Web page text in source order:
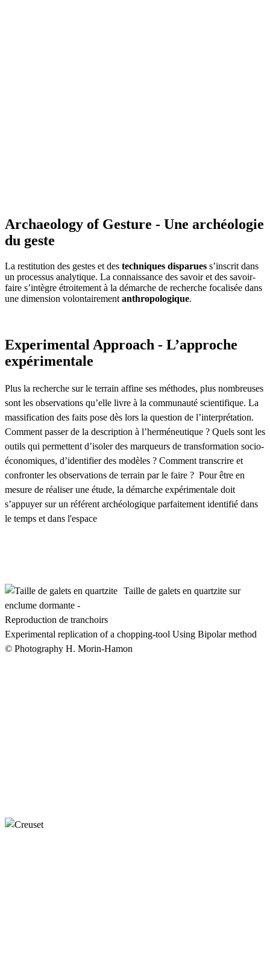
Archaeology of Gesture - Une archéologie
du geste
La restitution des gestes et des techniques disparues s’inscrit dans
un processus analytique. La connaissance des savoir et des savoir-
faire s’intègre étroitement à la démarche de recherche focalisée dans
une dimension volontairement anthropologique.
Experimental Approach - L’approche
expérimentale
Plus la recherche sur le terrain affine ses méthodes, plus nombreuses
sont les observations qu’elle livre à la communauté scientifique. La
massification des faits pose dès lors la question de l’interprétation.
Comment passer de la description à l’herméneutique ? Quels sont les
outils qui permettent d’isoler des marqueurs de transformation socio-
économiques, d’identifier des modèles ? Comment transcrire et
confronter les observations de terrain par le faire ? Pour être en
mesure de réaliser une étude, la démarche expérimentale doit
s’appuyer sur un référent archéologique parfaitement identifié dans
le temps et dans l'espace
Taille de galets en quartzite sur
enclume dormante -
Reproduction de tranchoirs
Experimental replication of a chopping-tool Using Bipolar method
© Photography H. Morin-Hamon